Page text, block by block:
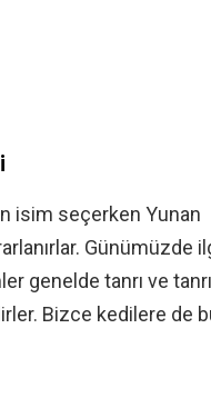
isim seçerken Yunan
Günümüzde
genelde tanrı ve
Bizce kedilere de